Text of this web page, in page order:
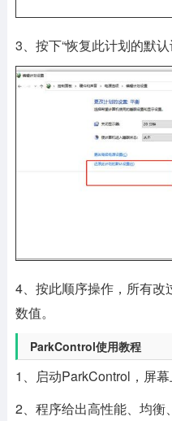
3、按下“恢复此计划的默认
4、按此顺序操作，所有
数值。
ParkControl使用教程
1、启动ParkControl，屏幕
2、程序给出高性能、均衡